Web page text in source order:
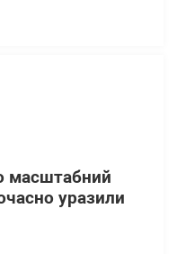
масштабний
уразили